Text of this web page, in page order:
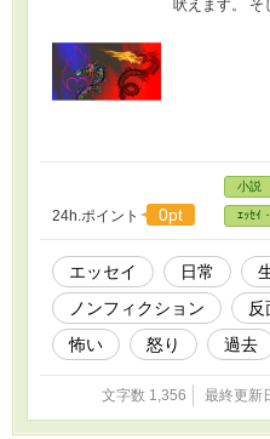
吠えます。 そ
24h.ポイント 0pt
小説
ｴｯｾｲ
エッセイ 日常
ノンフィクション
反
怖い
怒り 過去
文字数 1,356 最終更新